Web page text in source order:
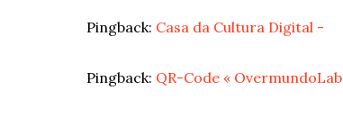
Pingback: Casa da Cultura Digital -
Pingback: QR-Code « OvermundoLab